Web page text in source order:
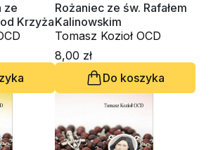
ze
Krzyża
Rożaniec ze św. Rafałem
Kalinowskim
Tomasz Kozioł OCD
8,00 zł
Do koszyka